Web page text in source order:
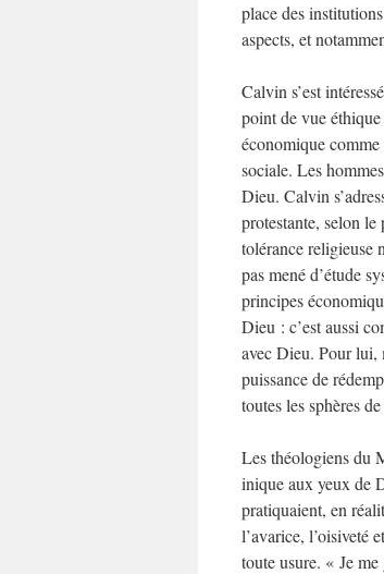
place des
aspects, et
Calvin s’est
point de vue
économique
sociale. Les
Dieu. Calvin
protestante, selon
tolérance religieuse
pas mené d’étude
principes
Dieu : c’est aussi
avec Dieu. Pour lui,
puissance de
toutes les sphères
Les théologiens du
inique aux yeux de
pratiquaient, en
l’avarice, l’oisiveté
toute usure. « Je